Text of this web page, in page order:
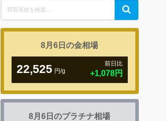
Search
for:
Search
8月6日の金相場
22,525 円/g
前日比
+1,078円
8月6日のプラチナ相場